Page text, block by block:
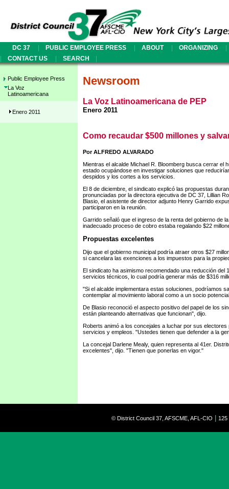
DC 37 | PUBLIC EMPLOYEE PRESS | ABOUT | ORGANIZING
|
|
CONTACT US | SEARCH |
Public Employee Press
La Voz
Latinoamericana
Enero 2011
Newsroom
La Voz Latinoamericana de PEP
Enero 2011
Como recaudar $500 millones y
Por ALFREDO ALVARADO
Mientras el alcalde Michael R. Bloomberg busca cerrar el
estado ocupándose en investigar soluciones que
despidos y los cortes a los servicios.
El 8 de diciembre, el sindicato explicó las propuestas
pronunciadas por la directora ejecutiva de DC 37, Lillian
Blasio, el asistente de director adjunto Henry Garrido
participaron en la reunión.
Garrido señaló que el ingreso de la renta del gobierno de
inadecuado proceso de cobro estaba regalando $22
Propuestas excelentes
Dijo que el gobierno municipal podría atraer otros $27
si cancelara las exenciones a los impuestos para la
El sindicato ha asimismo recomendado una reducción
servicios técnicos, lo cual podría generar más de $316
"Si el alcalde implementara estas soluciones, podríamos
contemplar al movimiento laboral como a un socio
De Blasio reconoció el aspecto positivo del papel de los
están planteando alternativas que funcionan", dijo.
Roberts animó a los concejales a luchar por sus
servicios y empleos. "Ustedes tienen que defender a la
La concejal Darlene Mealy, quien representa al 41er.
excelentes", dijo. "Tienen que ponerlas en vigor."
© District Council 37, AFSCME, AFL-CIO 125